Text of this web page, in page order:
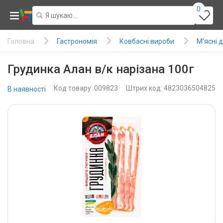
0
Головна Гастрономія Ковбасні вироби М'ясні
Грудинка Алан в/к нарізана 100г
В наявності Код товару: 009823 Штрих код: 4823036504825